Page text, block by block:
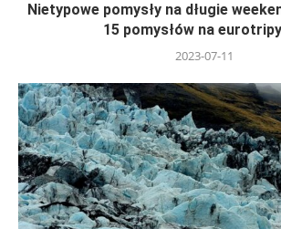
Nietypowe pomysły na długie
15 pomysłów na
2023-07-11